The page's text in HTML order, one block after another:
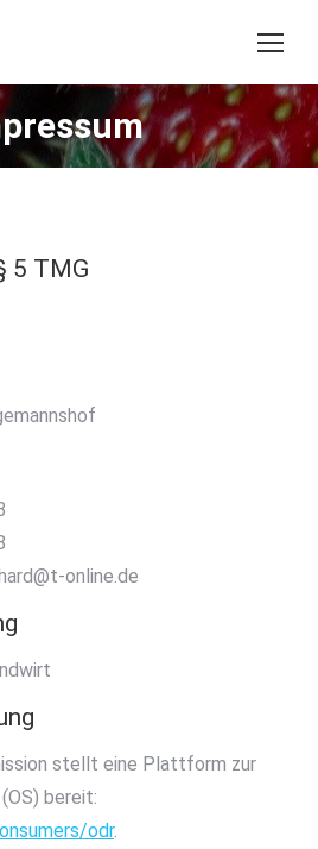
sich hier:
5 TMG
online.de
stellt eine Plattform zur
bereit:
odr.